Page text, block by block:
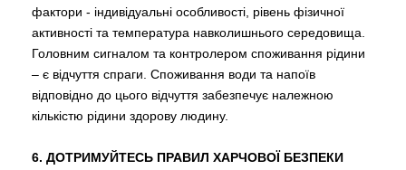
фактори - індивідуальні особливості, рівень фізичної
активності та температура навколишнього середовища.
Головним сигналом та контролером споживання рідини
– є відчуття спраги. Споживання води та напоїв
відповідно до цього відчуття забезпечує належною
кількістю рідини здорову людину.
6. ДОТРИМУЙТЕСЬ ПРАВИЛ ХАРЧОВОЇ БЕЗПЕКИ